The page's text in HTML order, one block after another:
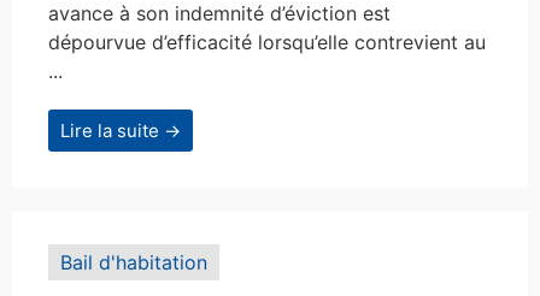
avance à son indemnité d’éviction est
dépourvue d’efficacité lorsqu’elle contrevient au
...
Lire la suite →
Bail d'habitation